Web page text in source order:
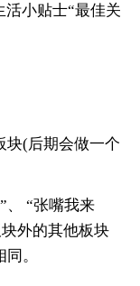
小贴士“最佳关
(后期会做一个
“张嘴我来
外的其他板块
。